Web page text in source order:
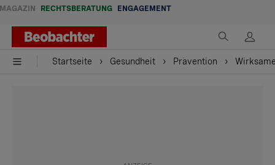
MAGAZIN RECHTSBERATUNG ENGAGEMENT
Startseite Gesundheit Prävention